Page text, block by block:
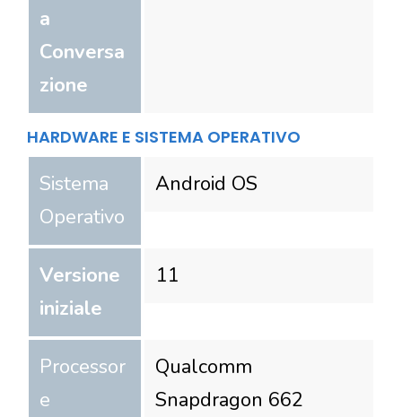
a
Conversa
zione
HARDWARE E SISTEMA OPERATIVO
Sistema
Operativo
Android OS
Versione
iniziale
11
Processor
e
Qualcomm
Snapdragon 662